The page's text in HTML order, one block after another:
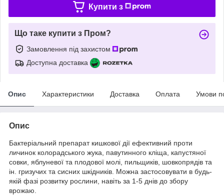
Купити з
Що таке купити з Пром?
Замовлення під захистом
Доступна доставка
Опис Характеристики Доставка Оплата Умови
Опис
Бактеріальний препарат кишкової дії ефективний проти
личинок колорадського жука, павутинного кліща, капустяної
совки, яблуневої та плодової молі, пильщиків, шовкопрядів та
ін. гризучих та сисних шкідників. Можна застосовувати в будь-
якій фазі розвитку рослини, навіть за 1-5 днів до збору
врожаю.